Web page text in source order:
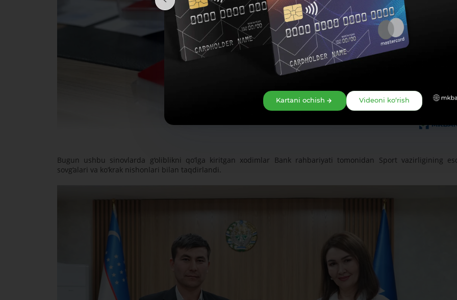
Bugun ushbu sinovlarda g‘oliblikni qo‘lga kiritgan xodimlar Bank rahbariyati tomonidan Sport vazirligining
sovg‘alari va ko‘krak nishonlari bilan taqdirlandi.
Kartani ochish Videoni ko‘rish